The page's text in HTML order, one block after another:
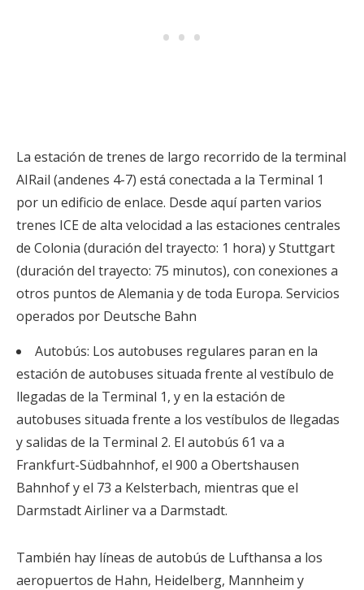
La estación de trenes de largo recorrido de la terminal
AIRail (andenes 4-7) está conectada a la Terminal 1
por un edificio de enlace. Desde aquí parten varios
trenes ICE de alta velocidad a las estaciones centrales
de Colonia (duración del trayecto: 1 hora) y Stuttgart
(duración del trayecto: 75 minutos), con conexiones a
otros puntos de Alemania y de toda Europa. Servicios
operados por Deutsche Bahn
Autobús: Los autobuses regulares paran en la
estación de autobuses situada frente al vestíbulo de
llegadas de la Terminal 1, y en la estación de
autobuses situada frente a los vestíbulos de llegadas
y salidas de la Terminal 2. El autobús 61 va a
Frankfurt-Südbahnhof, el 900 a Obertshausen
Bahnhof y el 73 a Kelsterbach, mientras que el
Darmstadt Airliner va a Darmstadt.
También hay líneas de autobús de Lufthansa a los
aeropuertos de Hahn, Heidelberg, Mannheim y